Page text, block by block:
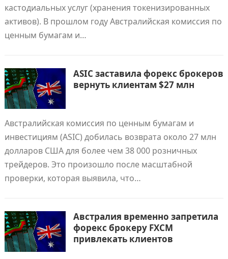
кастодиальных услуг (хранения токенизированных
активов). В прошлом году Австралийская комиссия по
ценным бумагам и…
ASIC заставилa форекс брокеров
вернуть клиентам $27 млн
Австралийская комиссия по ценным бумагам и
инвестициям (ASIC) добилась возврата около 27 млн
долларов США для более чем 38 000 розничных
трейдеров. Это произошло после масштабной
проверки, которая выявила, что…
Австралия временно запретила
форекс брокеру FXCM
привлекать клиентов